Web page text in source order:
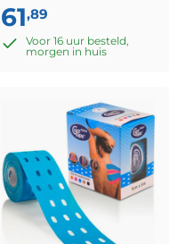
61,89
Voor 16 uur besteld,
morgen in huis